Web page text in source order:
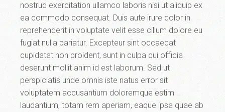
nostrud exercitation ullamco laboris nisi ut aliquip ex
ea commodo consequat. Duis aute irure dolor in
reprehenderit in voluptate velit esse cillum dolore eu
fugiat nulla pariatur. Excepteur sint occaecat
cupidatat non proident, sunt in culpa qui officia
deserunt mollit anim id est laborum. Sed ut
perspiciatis unde omnis iste natus error sit
voluptatem accusantium doloremque estim
laudantium, totam rem aperiam, eaque ipsa quae ab